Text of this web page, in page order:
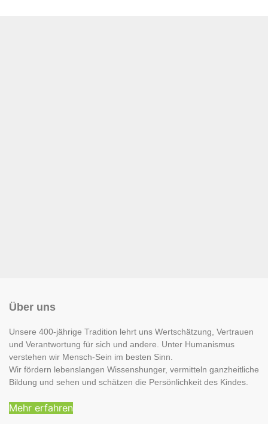
Über uns
Unsere 400-jährige Tradition lehrt uns Wertschätzung, Vertrauen
und Verantwortung für sich und andere. Unter Humanismus
verstehen wir Mensch-Sein im besten Sinn.
Wir fördern lebenslangen Wissenshunger, vermitteln ganzheitliche
Bildung und sehen und schätzen die Persönlichkeit des Kindes.
Mehr erfahren